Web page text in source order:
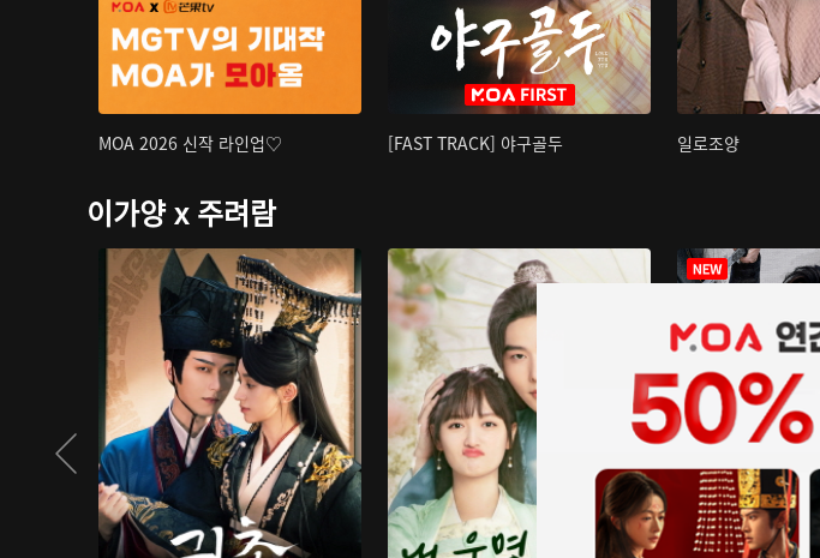
MOA 2026 신작 라인업♡ [FAST TRACK] 야구골두 일로조양
이가양 x 주려람